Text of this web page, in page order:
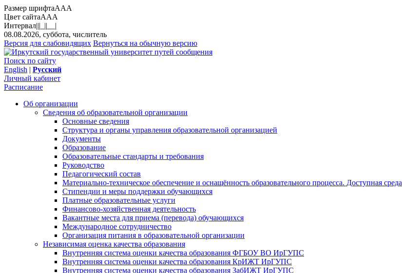
Размер шрифтаAAA
Цвет сайтаAAA
Интервал|||_||__|
08.08.2026, суббота, числитель
Версия для слабовидящих Вернуться на обычную версию
Поиск по сайту
English | Русский
Личный кабинет
Расписание
Об организации
Сведения об образовательной организации
Основные сведения
Структура и органы управления образовательной организацией
Документы
Образование
Образовательные стандарты и требования
Руководство
Педагогический состав
Материально-техническое обеспечение и оснащённость образовательного процесса. Доступная среда
Стипендии и меры поддержки обучающихся
Платные образовательные услуги
Финансово-хозяйственная деятельность
Вакантные места для приема (перевода) обучающихся
Международное сотрудничество
Организация питания в образовательной организации
Независимая оценка качества образования
Внутренняя система оценки качества образования ФГБОУ ВО ИрГУПС
Внутренняя система оценки качества образования КрИЖТ ИрГУПС
Внутренняя система оценки качества образования ЗабИЖТ ИрГУПС